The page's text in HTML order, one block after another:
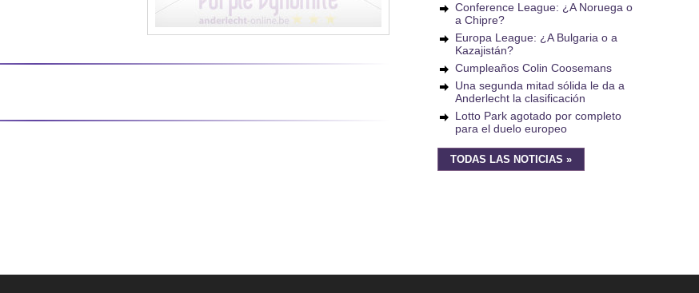
Conference League: ¿A Noruega o
a Chipre?
Europa League: ¿A Bulgaria o a
Kazajistán?
Cumpleaños Colin Coosemans
Una segunda mitad sólida le da a
Anderlecht la clasificación
Lotto Park agotado por completo
para el duelo europeo
TODAS LAS NOTICIAS »